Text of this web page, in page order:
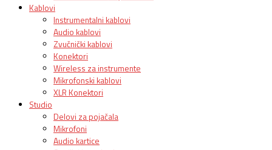
Kablovi
Instrumentalni kablovi
Audio kablovi
Zvučnički kablovi
Konektori
Wireless za instrumente
Mikrofonski kablovi
XLR Konektori
Studio
Delovi za pojačala
Mikrofoni
Audio kartice